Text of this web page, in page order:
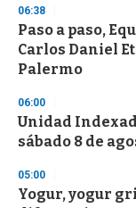
s
e
c
o
n
06:38
Paso a paso,
Carlos Daniel
Palermo
06:00
Unidad
sábado 8 de
05:00
Yogur, yogur